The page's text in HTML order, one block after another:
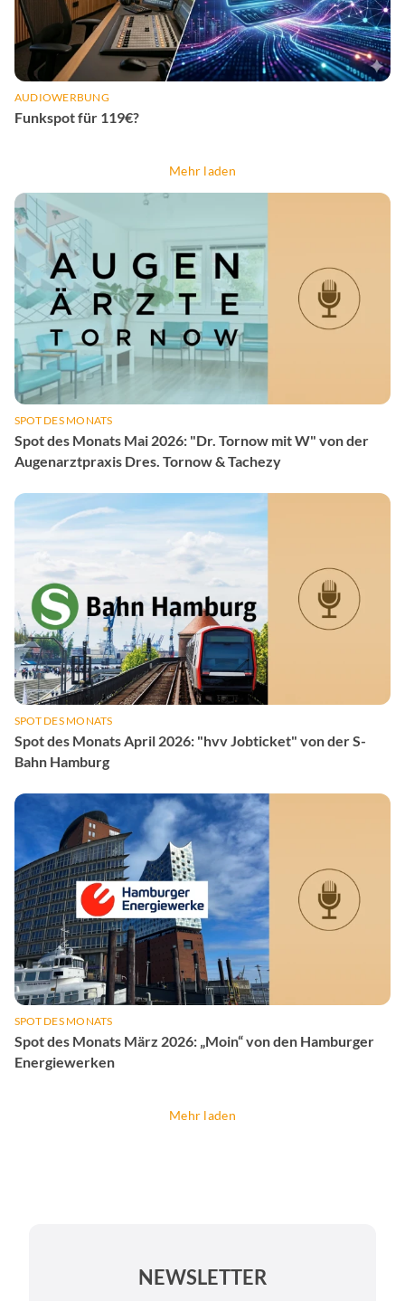
AUDIOWERBUNG
Funkspot für 119€?
Mehr laden
SPOT DES MONATS
Spot des Monats Mai 2026: "Dr. Tornow mit W" von der
Augenarztpraxis Dres. Tornow & Tachezy
SPOT DES MONATS
Spot des Monats April 2026: "hvv Jobticket" von der S-
Bahn Hamburg
SPOT DES MONATS
Spot des Monats März 2026: „Moin“ von den Hamburger
Energiewerken
Mehr laden
NEWSLETTER